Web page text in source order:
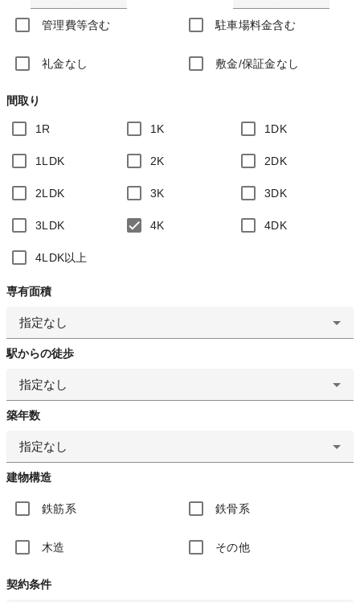
管理費等含む 駐車場料金含む
礼金なし 敷金/保証金なし
間取り
1R 1K 1DK
1LDK 2K 2DK
2LDK 3K 3DK
3LDK 4K 4DK
4LDK以上
専有面積
指定なし
駅からの徒歩
指定なし
築年数
指定なし
建物構造
鉄筋系 鉄骨系
木造 その他
契約条件